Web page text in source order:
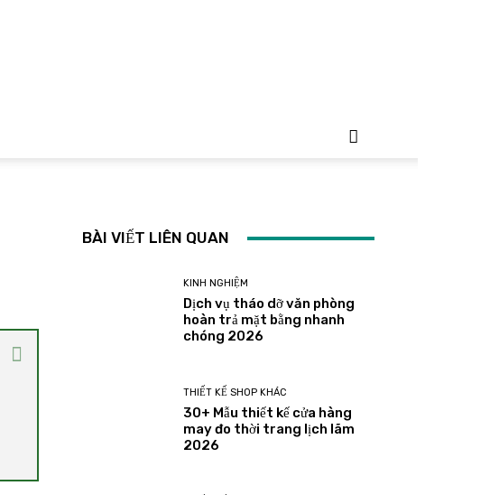
BÀI VIẾT LIÊN QUAN
KINH NGHIỆM
Dịch vụ tháo dỡ văn phòng
hoàn trả mặt bằng nhanh
chóng 2026
THIẾT KẾ SHOP KHÁC
30+ Mẫu thiết kế cửa hàng
may đo thời trang lịch lãm
2026